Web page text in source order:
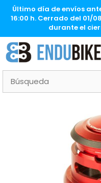
SaltarÚltimo día de envíos
16:00 h. Cerrado del 01/
durante el